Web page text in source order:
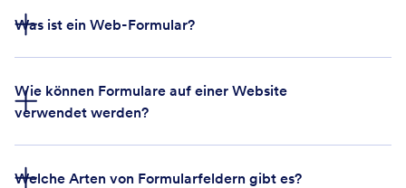
Was ist ein Web-Formular?
Wie können Formulare auf einer Website
verwendet werden?
Welche Arten von Formularfeldern gibt es?